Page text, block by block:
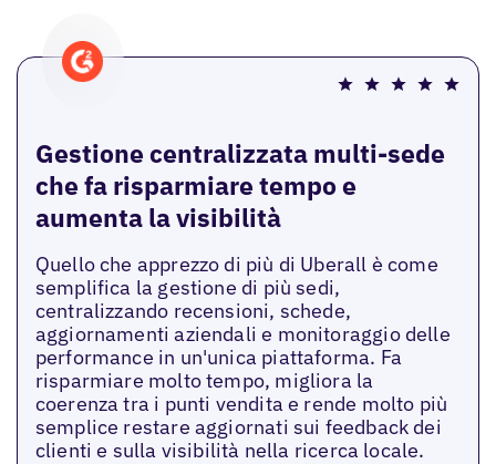
Gestione centralizzata multi-sede
che fa risparmiare tempo e
aumenta la visibilità
Quello che apprezzo di più di Uberall è come
semplifica la gestione di più sedi,
centralizzando recensioni, schede,
aggiornamenti aziendali e monitoraggio delle
performance in un'unica piattaforma. Fa
risparmiare molto tempo, migliora la
coerenza tra i punti vendita e rende molto più
semplice restare aggiornati sui feedback dei
clienti e sulla visibilità nella ricerca locale.